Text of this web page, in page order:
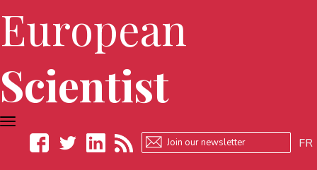
European
Scientist
FR
TOGGLE
NAVIGATION